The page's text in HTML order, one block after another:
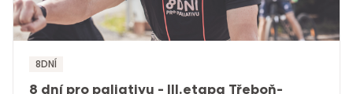
8DNÍ
8 dní pro paliativu - III.etapa Třeboň-